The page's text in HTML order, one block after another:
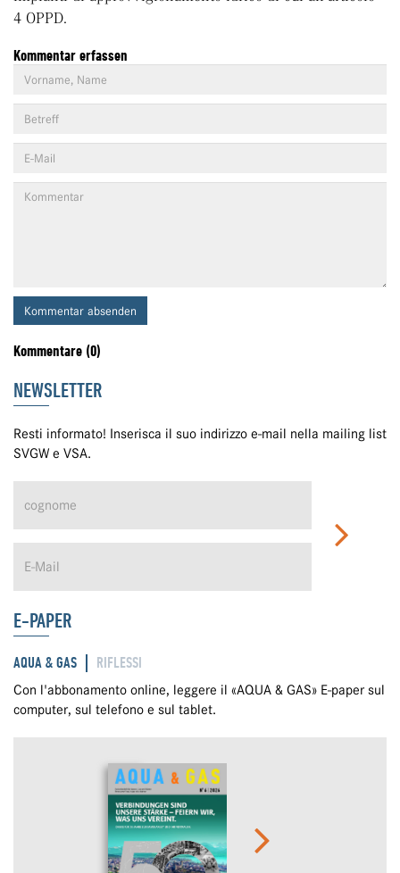
4 OPPD.
Kommentar erfassen
Kommentar absenden
Kommentare (0)
NEWSLETTER
Resti informato! Inserisca il suo indirizzo e-mail nella mailing list
SVGW e VSA.
E-PAPER
AQUA & GAS RIFLESSI
Con l'abbonamento online, leggere il «AQUA & GAS» E-paper sul
computer, sul telefono e sul tablet.